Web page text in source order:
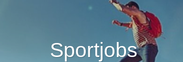
Sportjobs